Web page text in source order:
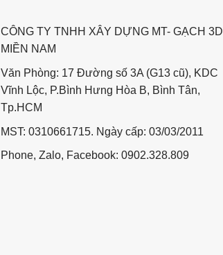
CÔNG TY TNHH XÂY DỰNG MT- GẠCH 3D
MIỀN NAM
Văn Phòng: 17 Đường số 3A (G13 cũ), KDC
Vĩnh Lộc, P.Bình Hưng Hòa B, Bình Tân,
Tp.HCM
MST: 0310661715. Ngày cấp: 03/03/2011
Phone, Zalo, Facebook: 0902.328.809